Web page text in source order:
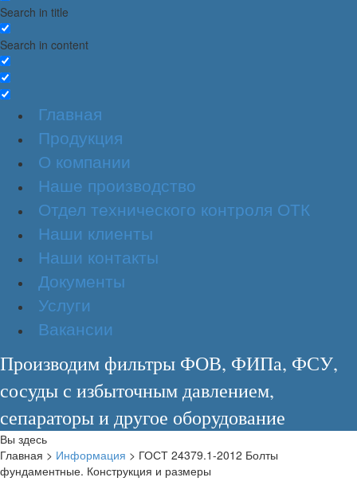
Search in title
Search in content
Главная
Продукция
О компании
Наше производство
Отдел технического контроля ОТК
Наши клиенты
Наши контакты
Документы
Услуги
Вакансии
Производим фильтры ФОВ, ФИПа, ФСУ,
сосуды с избыточным давлением,
сепараторы и другое оборудование
Вы здесь
Главная > Информация > ГОСТ 24379.1-2012 Болты
фундаментные. Конструкция и размеры